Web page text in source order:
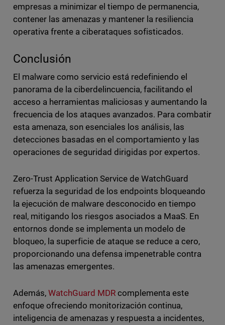
empresas a minimizar el tiempo de permanencia,
contener las amenazas y mantener la resiliencia
operativa frente a ciberataques sofisticados.
Conclusión
El malware como servicio está redefiniendo el
panorama de la ciberdelincuencia, facilitando el
acceso a herramientas maliciosas y aumentando la
frecuencia de los ataques avanzados. Para combatir
esta amenaza, son esenciales los análisis, las
detecciones basadas en el comportamiento y las
operaciones de seguridad dirigidas por expertos.
Zero-Trust Application Service de WatchGuard
refuerza la seguridad de los endpoints bloqueando
la ejecución de malware desconocido en tiempo
real, mitigando los riesgos asociados a MaaS. En
entornos donde se implementa un modelo de
bloqueo, la superficie de ataque se reduce a cero,
proporcionando una defensa impenetrable contra
las amenazas emergentes.
Además, WatchGuard MDRcomplementa este
enfoque ofreciendo monitorización continua,
inteligencia de amenazas y respuesta a incidentes,